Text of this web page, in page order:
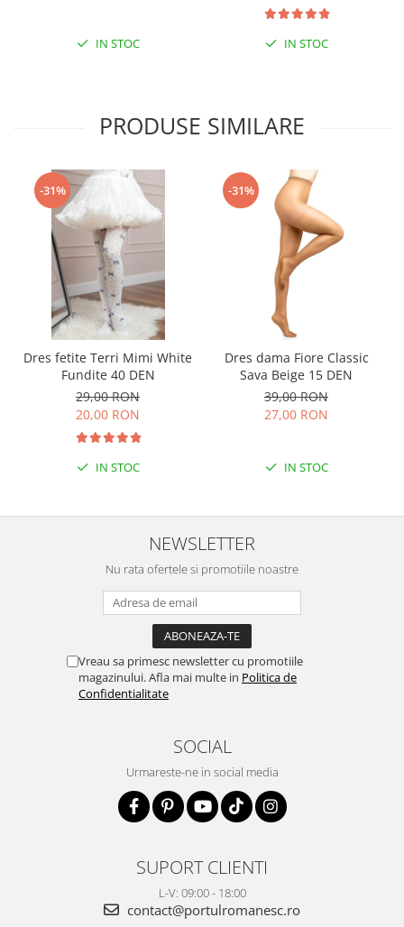
IN STOC IN STOC
PRODUSE SIMILARE
-31%
Dres fetite Terri Mimi White
Fundite 40 DEN
29,00 RON
20,00 RON
IN STOC
-31%
Dres dama Fiore Classic
Sava Beige 15 DEN
39,00 RON
27,00 RON
IN STOC
NEWSLETTER
Nu rata ofertele si promotiile noastre
Vreau sa primesc newsletter cu promotiile
magazinului. Afla mai multe in Politica de
Confidentialitate
SOCIAL
Urmareste-ne in social media
SUPORT CLIENTI
L-V: 09:00 - 18:00
contact@portulromanesc.ro